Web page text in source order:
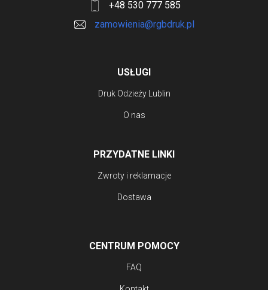
+48 530 777 585
zamowienia@rgbdruk.pl
USŁUGI
Druk Odzieży Lublin
O nas
PRZYDATNE LINKI
Zwroty i reklamacje
Dostawa
CENTRUM POMOCY
FAQ